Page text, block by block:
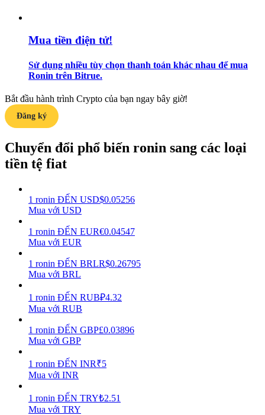
Học cách duy trì lợi nhuận
Power Piggy
Làm cho tài sản của bạn tăng giá trị đều đặn
Mua tiền điện tử!
Sử dụng nhiều tùy chọn thanh toán khác nhau để mua
Ronin trên Bitrue.
Bắt đầu hành trình Crypto của bạn ngay bây giờ!
Đăng ký
Chuyển đổi phổ biến ronin sang các loại
tiền tệ fiat
1 ronin ĐẾN USD$0.05256
Mua với USD
1 ronin ĐẾN EUR€0.04547
Mua với EUR
1 ronin ĐẾN BRLR$0.26795
Mua với BRL
1 ronin ĐẾN RUB₽4.32
Mua với RUB
1 ronin ĐẾN GBP£0.03896
Mua với GBP
1 ronin ĐẾN INR₹5
Mua với INR
1 ronin ĐẾN TRY₺2.51
Mua với TRY